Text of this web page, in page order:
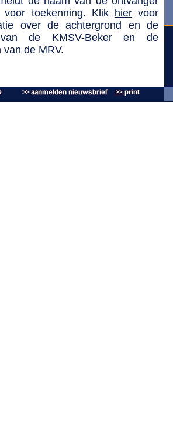
toekenning. Klik hiervoor
over de achtergrond en de
van de KMSV-Beker en de
de MRV.